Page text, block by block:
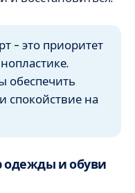
– это приоритет
обеспечить
спокойствие на
одежды и обуви